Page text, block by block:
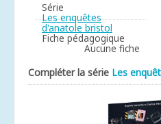
Série
Les enquêtes
d'anatole bristol
Fiche pédagogique
Aucune fiche
Compléter la série Les